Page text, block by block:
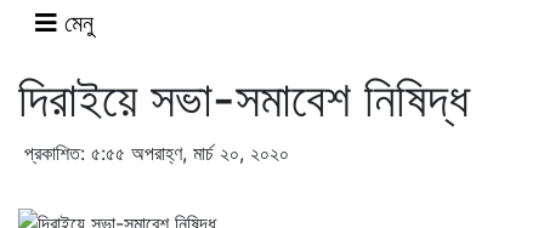
মেনু
দিরাইয়ে সভা-সমাবেশ নিষিদ্ধ
প্রকাশিত: ৫:৫৫ অপরাহ্ণ, মার্চ ২০, ২০২০